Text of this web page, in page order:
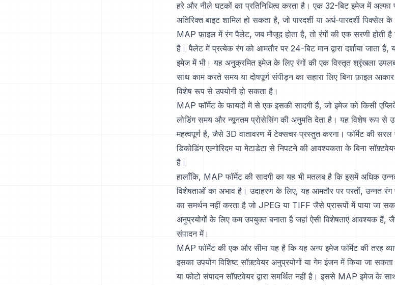
हरे और नीले घटकों का प्रतिनिधित्व करता है। एक 32-बिट इमेज में अल्फा
अतिरिक्त बाइट शामिल हो सकता है, जो पारदर्शी या अर्ध-पारदर्शी पिक्सेल
MAP फ़ाइल में रंग पैलेट, जब मौजूद होता है, तो रंगों की एक सरणी होती
है। पैलेट में प्रत्येक रंग को आमतौर पर 24-बिट मान द्वारा दर्शाया जाता
इमेज में भी। यह अनुक्रमित इमेज के लिए रंगों की एक विस्तृत श्रृंखला
साथ काम करते समय या दोषपूर्ण संपीड़न का सहारा लिए बिना फ़ाइल
विशेष रूप से उपयोगी हो सकता है।
MAP फॉर्मेट के फायदों में से एक इसकी सादगी है, जो इमेज को किसी
लोडिंग समय और न्यूनतम प्रोसेसिंग की अनुमति देता है। यह विशेष रूप से उन
महत्वपूर्ण है, जैसे 3D वातावरण में टेक्सचर प्रस्तुत करना। फॉर्मेट की
डिकोडिंग एल्गोरिदम या मेटाडेटा से निपटने की आवश्यकता के बिना
है।
हालाँकि, MAP फॉर्मेट की सादगी का यह भी मतलब है कि इसमें अधिक
विशेषताओं का अभाव है। उदाहरण के लिए, यह आमतौर पर परतों, उन्नत
का समर्थन नहीं करता है जो JPEG या TIFF जैसे प्रारूपों में पाया जा
अनुप्रयोगों के लिए कम उपयुक्त बनाता है जहां ऐसी विशेषताएं आवश्यक हैं,
संपादन में।
MAP फॉर्मेट की एक और सीमा यह है कि यह अन्य इमेज फॉर्मेट की तरह
इसका उपयोग विशिष्ट सॉफ़्टवेयर अनुप्रयोगों या गेम इंजन में किया जा
या फोटो संपादन सॉफ़्टवेयर द्वारा समर्थित नहीं है। इससे MAP इमेज के